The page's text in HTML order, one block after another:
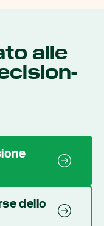
alle
dello